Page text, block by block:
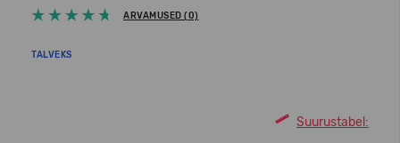
ARVAMUSED (0)
TALVEKS
Suurustabel: